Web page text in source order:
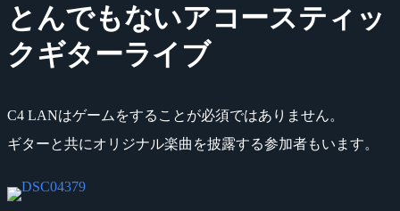
とんでもないアコースティッ
クギターライブ
C4 LANはゲームをすることが必須ではありません。
ギターと共にオリジナル楽曲を披露する参加者もいます。